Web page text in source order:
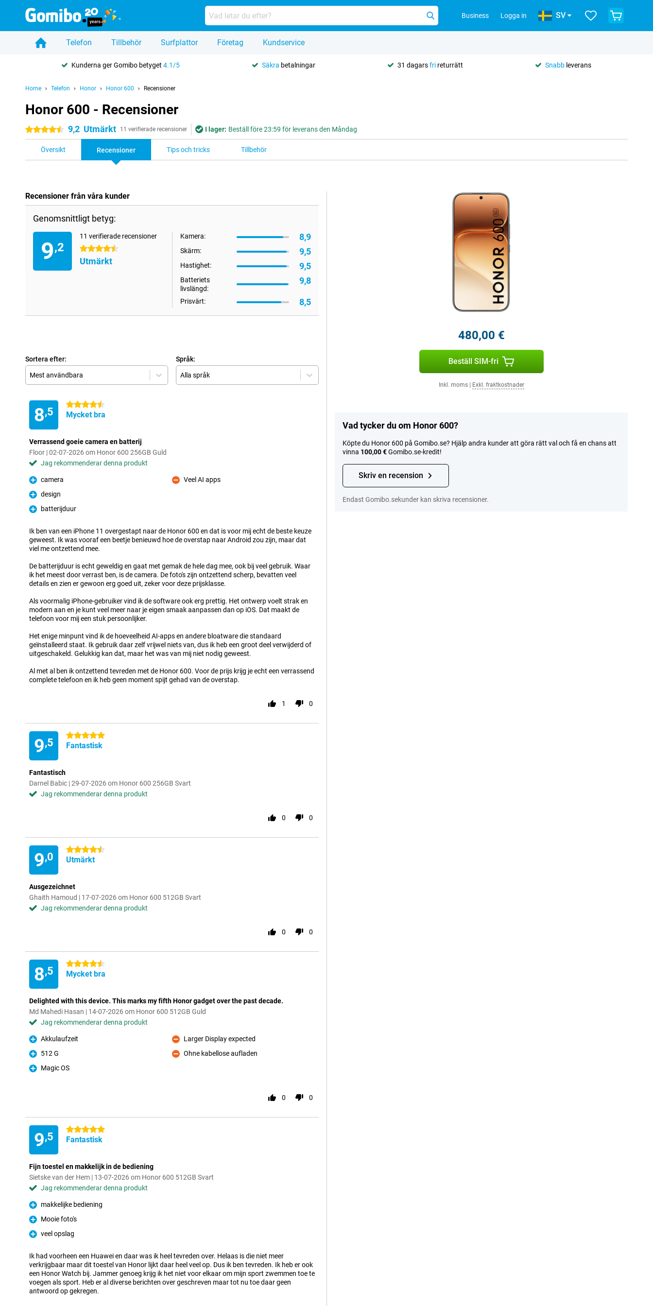
Business Logga in SV
Telefon Tillbehör Surfplattor Företag Kundservice
Kunderna ger Gomibo betyget 4.1/5 Säkra betalningar 31 dagarsfri returrätt Snabb leverans
Home Telefon Honor Honor 600 Recensioner
Honor 600 - Recensioner
4.5 stjärnor 9,2 Utmärkt 11 verifierade recensioner I lager: Beställ före 23:59 för leverans den Måndag
Översikt Recensioner Tips och tricks Tillbehör
Recensioner från våra kunder
Genomsnittligt betyg:
9,2
11 verifierade recensioner
4.5 stjärnor
Utmärkt
Kamera: 8,9
Skärm: 9,5
Hastighet: 9,5
Batteriets
livslängd:
9,8
Prisvärt: 8,5
Sortera efter:
Mest användbara
Språk:
Alla språk
8,5
4.5 stjärnor
Mycket bra
Verrassend goeie camera en batterij
Floor | 02-07-2026 om Honor 600 256GB Guld
Jag rekommenderar denna produkt
Fördelar
camera
Fördelar
design
Fördelar
batterijduur
Nackdelar
Veel AI apps
Ik ben van een iPhone 11 overgestapt naar de Honor 600 en dat is voor mij echt de beste keuze
geweest. Ik was vooraf een beetje benieuwd hoe de overstap naar Android zou zijn, maar dat
viel me ontzettend mee.
De batterijduur is echt geweldig en gaat met gemak de hele dag mee, ook bij veel gebruik. Waar
ik het meest door verrast ben, is de camera. De foto's zijn ontzettend scherp, bevatten veel
details en zien er gewoon erg goed uit, zeker voor deze prijsklasse.
Als voormalig iPhone-gebruiker vind ik de software ook erg prettig. Het ontwerp voelt strak en
modern aan en je kunt veel meer naar je eigen smaak aanpassen dan op iOS. Dat maakt de
telefoon voor mij een stuk persoonlijker.
Het enige minpunt vind ik de hoeveelheid AI-apps en andere bloatware die standaard
geïnstalleerd staat. Ik gebruik daar zelf vrijwel niets van, dus ik heb een groot deel verwijderd of
uitgeschakeld. Gelukkig kan dat, maar het was van mij niet nodig geweest.
Al met al ben ik ontzettend tevreden met de Honor 600. Voor de prijs krijg je echt een verrassend
complete telefoon en ik heb geen moment spijt gehad van de overstap.
1 0
9,5
5 stjärnor
Fantastisk
Fantastisch
Darnel Babic | 29-07-2026 om Honor 600 256GB Svart
Jag rekommenderar denna produkt
0 0
9,0
4.5 stjärnor
Utmärkt
Ausgezeichnet
Ghaith Hamoud | 17-07-2026 om Honor 600 512GB Svart
Jag rekommenderar denna produkt
0 0
8,5
4.5 stjärnor
Mycket bra
Delighted with this device. This marks my fifth Honor gadget over the past decade.
Md Mahedi Hasan | 14-07-2026 om Honor 600 512GB Guld
Jag rekommenderar denna produkt
Fördelar
Akkulaufzeit
Fördelar
512 G
Fördelar
Magic OS
Nackdelar
Larger Display expected
Nackdelar
Ohne kabellose aufladen
0 0
9,5
5 stjärnor
Fantastisk
Fijn toestel en makkelijk in de bediening
Sietske van der Hem | 13-07-2026 om Honor 600 512GB Svart
Jag rekommenderar denna produkt
Fördelar
makkelijke bediening
Fördelar
Mooie foto's
Fördelar
veel opslag
Ik had voorheen een Huawei en daar was ik heel tevreden over. Helaas is die niet meer
verkrijgbaar maar dit toestel van Honor lijkt daar heel veel op. Dus ik ben tevreden. Ik heb er ook
een Honor Watch bij. Jammer genoeg krijg ik het niet voor elkaar om mijn sport zwemmen toe te
voegen als sport. Heb er al diverse berichten over geschreven maar tot nu toe daar geen
antwoord op gekregen.
480,00 €
Beställ SIM-fri
Inkl. moms| Exkl. fraktkostnader
Vad tycker du om Honor 600?
Köpte du Honor 600 på Gomibo.se? Hjälp andra kunder att göra rätt val och få en chans att
vinna 100,00 €Gomibo.se-kredit!
Skriv en recension
Endast Gomibo.sekunder kan skriva recensioner.